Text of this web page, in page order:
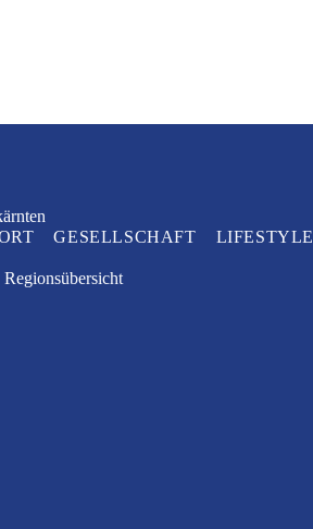
GESELLSCHAFT LIFESTYLE
Regionsübersicht